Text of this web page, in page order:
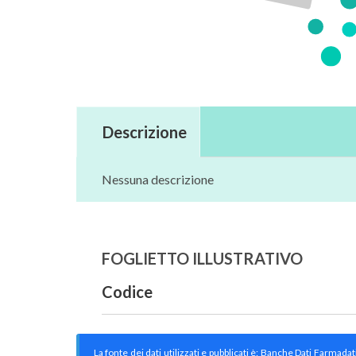
Descrizione
Nessuna descrizione
FOGLIETTO ILLUSTRATIVO
Codice
La fonte dei dati utilizzati e pubblicati è: Banche Dati